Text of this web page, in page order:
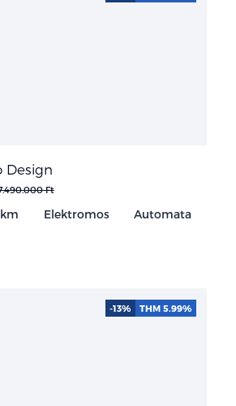
Design
Ft
Elektromos
Automata
-13% THM 5.99%